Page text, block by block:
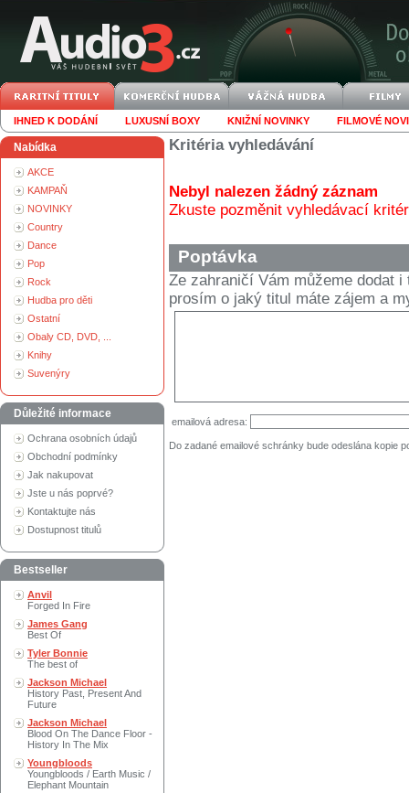
IHNED K DODÁNÍ LUXUSNÍ BOXY KNIŽNÍ NOVINKY FILMOVÉ
Nabídka
AKCE
KAMPAŇ
NOVINKY
Country
Dance
Pop
Rock
Hudba pro děti
Ostatní
Obaly CD, DVD, ...
Knihy
Suvenýry
Důležité informace
Ochrana osobních údajů
Obchodní podmínky
Jak nakupovat
Jste u nás poprvé?
Kontaktujte nás
Dostupnost titulů
Bestseller
Anvil
Forged In Fire
James Gang
Best Of
Tyler Bonnie
The best of
Jackson Michael
History Past, Present And
Future
Jackson Michael
Blood On The Dance Floor -
History In The Mix
Youngbloods
Youngbloods / Earth Music /
Elephant Mountain
Kritéria vyhledávání
Nebyl nalezen žádný záznam
Zkuste pozměnit vyhledávací
Poptávka
Ze zahraničí Vám můžeme dodat
prosím o jaký titul máte zájem a
emailová adresa:
Do zadané emailové schránky bude odeslána kopie